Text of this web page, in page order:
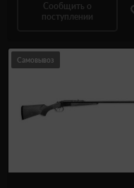
Сообщить о
поступлении
Самовывоз